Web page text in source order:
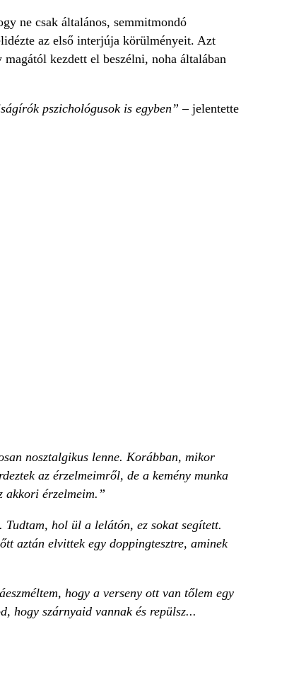
ne csak általános, semmitmondó
az első interjúja körülményeit. Azt
kezdett el beszélni, noha általában
pszichológusok is egyben” – jelentette
nosztalgikus lenne. Korábban, mikor
az érzelmeimről, de a kemény munka
akkori érzelmeim.”
hol ül a lelátón, ez sokat segített.
aztán elvittek egy doppingtesztre, aminek
hogy a verseny ott van tőlem egy
hogy szárnyaid vannak és repülsz...